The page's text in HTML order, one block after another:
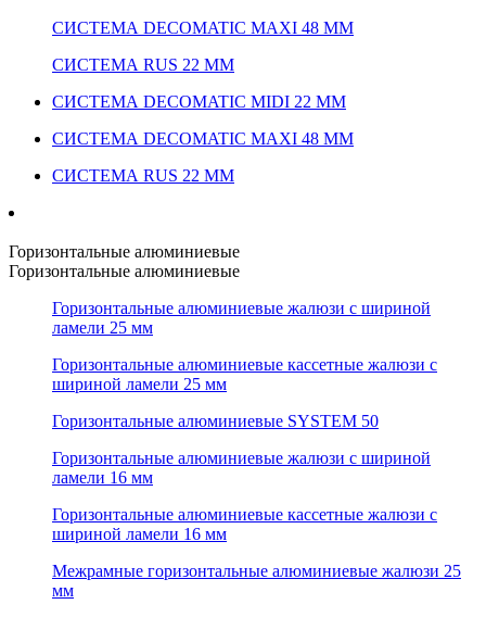
СИСТЕМА DECOMATIC MAXI 48 ММ
СИСТЕМА RUS 22 ММ
СИСТЕМА DECOMATIC MIDI 22 ММ
СИСТЕМА DECOMATIC MAXI 48 ММ
СИСТЕМА RUS 22 ММ
Горизонтальные алюминиевые
Горизонтальные алюминиевые
Горизонтальные алюминиевые жалюзи с шириной
ламели 25 мм
Горизонтальные алюминиевые кассетные жалюзи с
шириной ламели 25 мм
Горизонтальные алюминиевые SYSTEM 50
Горизонтальные алюминиевые жалюзи с шириной
ламели 16 мм
Горизонтальные алюминиевые кассетные жалюзи с
шириной ламели 16 мм
Межрамные горизонтальные алюминиевые жалюзи 25
мм